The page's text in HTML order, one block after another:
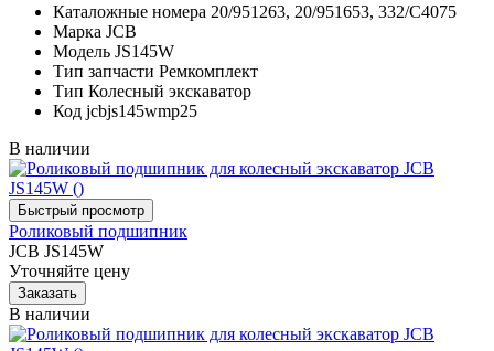
Каталожные номера 20/951263, 20/951653, 332/С4075
Марка JCB
Модель JS145W
Тип запчасти Ремкомплект
Тип Колесный экскаватор
Код jcbjs145wmp25
В наличии
Роликовый подшипник
JCB JS145W
Уточняйте цену
В наличии